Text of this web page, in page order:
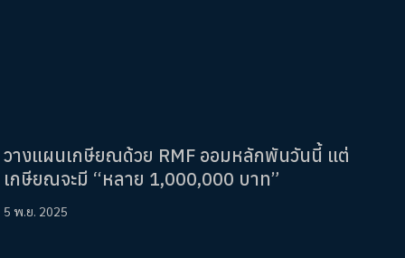
วางแผนเกษียณด้วย RMF ออมหลักพันวันนี้ แต่
เกษียณจะมี “หลาย 1,000,000 บาท”
5 พ.ย. 2025